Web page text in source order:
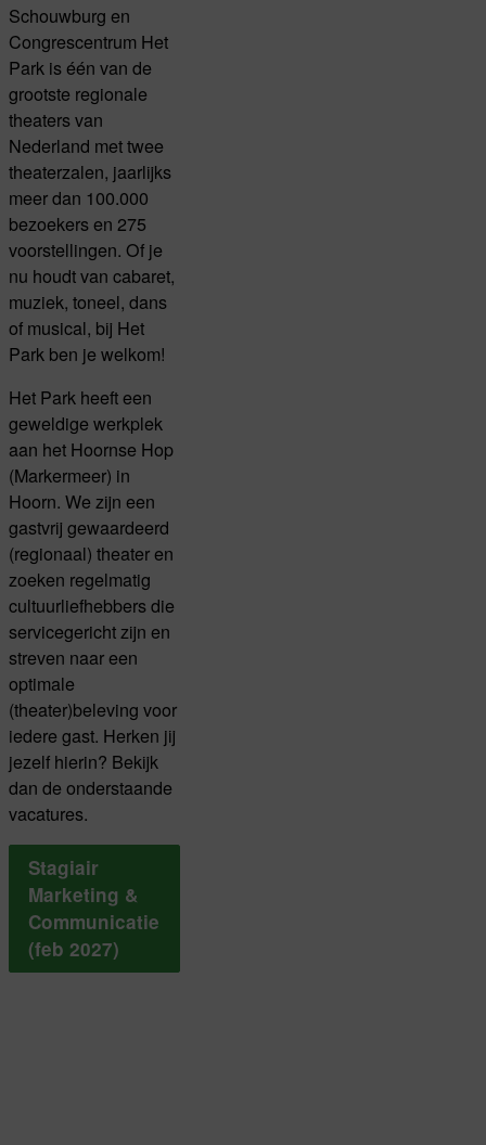
Schouwburg en
Congrescentrum Het
Park is één van de
grootste regionale
theaters van
Nederland met twee
theaterzalen, jaarlijks
meer dan 100.000
bezoekers en 275
voorstellingen. Of je
nu houdt van cabaret,
muziek, toneel, dans
of musical, bij Het
Park ben je welkom!
Het Park heeft een
geweldige werkplek
aan het Hoornse Hop
(Markermeer) in
Hoorn. We zijn een
gastvrij gewaardeerd
(regionaal) theater en
zoeken regelmatig
cultuurliefhebbers die
servicegericht zijn en
streven naar een
optimale
(theater)beleving voor
iedere gast. Herken jij
jezelf hierin? Bekijk
dan de onderstaande
vacatures.
Stagiair
Marketing &
Communicatie
(feb 2027)